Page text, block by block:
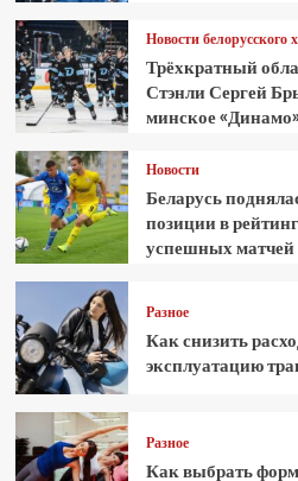
Новости белорусского
Трёхкратный
Стэнли Сергей
минское
Новости
Беларусь
позиции в
успешных матчей
Разное
Как снизить
эксплуатацию
Разное
Как выбрать